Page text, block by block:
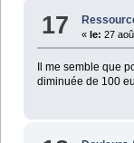
17 « le: 27
Il me semble que
diminuée de 100